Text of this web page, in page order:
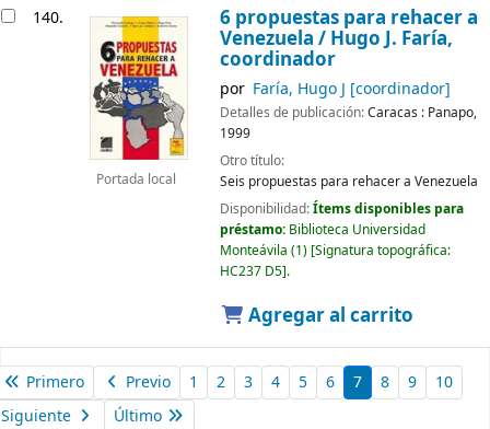
140.
Portada local
6 propuestas para rehacer a
Venezuela / Hugo J. Faría,
coordinador
por Faría, Hugo J [coordinador]
Detalles de publicación:Caracas : Panapo,
1999
Otro título:
Seis propuestas para rehacer a Venezuela
Disponibilidad:Ítems disponibles para
préstamo: Biblioteca Universidad
Monteávila (1) Signatura topográfica:
HC237 D5 .
Agregar al carrito
Primero Previo 1 2 3 4 5 6 7 8 9
10
Siguiente
Último